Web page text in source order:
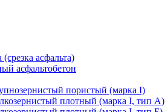
асфальта)
асфальтобетон
пористый (марка I)
плотный (марка I, тип А)